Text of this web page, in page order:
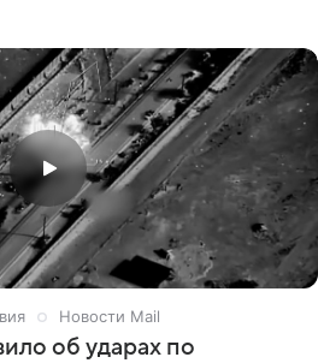
— сказал президент в
Новости Mail
об ударах по